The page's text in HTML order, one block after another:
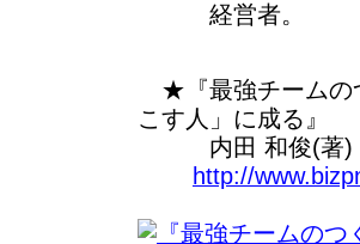
経営者。
★『最強チームの
こす人」に成る』
内田 和俊(著)
http://